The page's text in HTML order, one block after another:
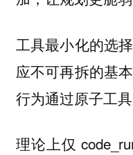
工具最小化的选
应不可再拆的基
行为通过原子工
理论上仅